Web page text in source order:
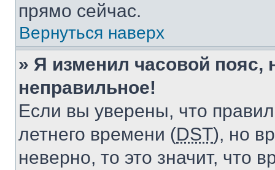
прямо сейчас.
Вернуться наверх
» Я изменил часовой пояс,
неправильное!
Если вы уверены, что
летнего времени (DST), но
неверно, то это значит, что